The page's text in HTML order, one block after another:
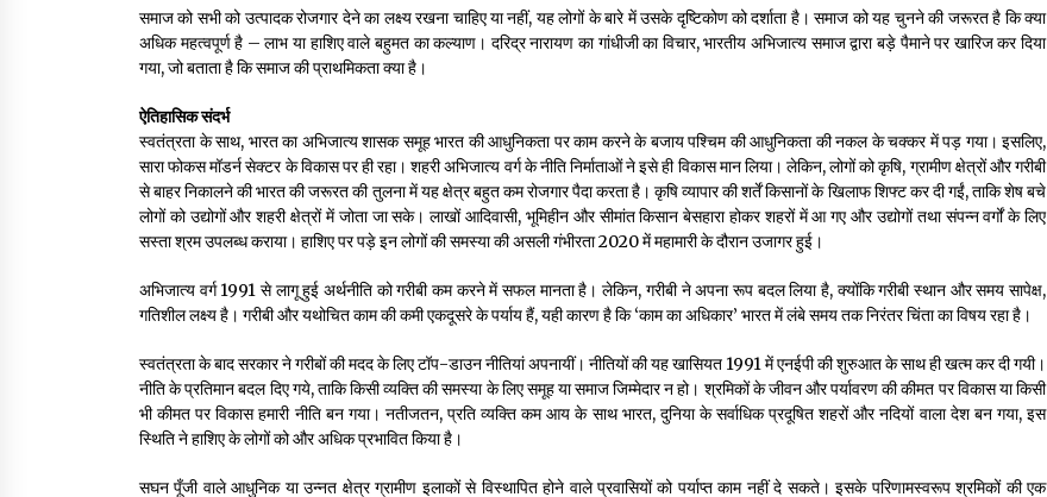
समाज को सभी को उत्पादक रोजगार देने का लक्ष्य रखना चाहिए या नहीं, यह लोगों के बारे में उसके दृष्टिकोण को दर्शाता है। समाज को यह चुनने की जरूरत है कि क्या
अधिक महत्वपूर्ण है – लाभ या हाशिए वाले बहुमत का कल्याण। दरिद्र नारायण का गांधीजी का विचार, भारतीय अभिजात्य समाज द्वारा बड़े पैमाने पर खारिज कर दिया
गया, जो बताता है कि समाज की प्राथमिकता क्या है।
ऐतिहासिक संदर्भ
स्वतंत्रता के साथ, भारत का अभिजात्य शासक समूह भारत की आधुनिकता पर काम करने के बजाय पश्चिम की आधुनिकता की नकल के चक्कर में पड़ गया। इसलिए,
सारा फोकस मॉडर्न सेक्टर के विकास पर ही रहा। शहरी अभिजात्य वर्ग के नीति निर्माताओं ने इसे ही विकास मान लिया। लेकिन, लोगों को कृषि, ग्रामीण क्षेत्रों और गरीबी
से बाहर निकालने की भारत की जरूरत की तुलना में यह क्षेत्र बहुत कम रोजगार पैदा करता है। कृषि व्यापार की शर्तें किसानों के खिलाफ शिफ्ट कर दी गईं, ताकि शेष बचे
लोगों को उद्योगों और शहरी क्षेत्रों में जोता जा सके। लाखों आदिवासी, भूमिहीन और सीमांत किसान बेसहारा होकर शहरों में आ गए और उद्योगों तथा संपन्न वर्गों के लिए
सस्ता श्रम उपलब्ध कराया। हाशिए पर पड़े इन लोगों की समस्या की असली गंभीरता 2020 में महामारी के दौरान उजागर हुई।
अभिजात्य वर्ग 1991 से लागू हुई अर्थनीति को गरीबी कम करने में सफल मानता है। लेकिन, गरीबी ने अपना रूप बदल लिया है, क्योंकि गरीबी स्थान और समय सापेक्ष,
गतिशील लक्ष्य है। गरीबी और यथोचित काम की कमी एकदूसरे के पर्याय हैं, यही कारण है कि ‘काम का अधिकार’ भारत में लंबे समय तक निरंतर चिंता का विषय रहा है।
स्वतंत्रता के बाद सरकार ने गरीबों की मदद के लिए टॉप-डाउन नीतियां अपनायीं। नीतियों की यह खासियत 1991 में एनईपी की शुरुआत के साथ ही खत्म कर दी गयी।
नीति के प्रतिमान बदल दिए गये, ताकि किसी व्यक्ति की समस्या के लिए समूह या समाज जिम्मेदार न हो। श्रमिकों के जीवन और पर्यावरण की कीमत पर विकास या किसी
भी कीमत पर विकास हमारी नीति बन गया। नतीजतन, प्रति व्यक्ति कम आय के साथ भारत, दुनिया के सर्वाधिक प्रदूषित शहरों और नदियों वाला देश बन गया, इस
स्थिति ने हाशिए के लोगों को और अधिक प्रभावित किया है।
सघन पूँजी वाले आधुनिक या उन्नत क्षेत्र ग्रामीण इलाकों से विस्थापित होने वाले प्रवासियों को पर्याप्त काम नहीं दे सकते। इसके परिणामस्वरूप श्रमिकों की एक